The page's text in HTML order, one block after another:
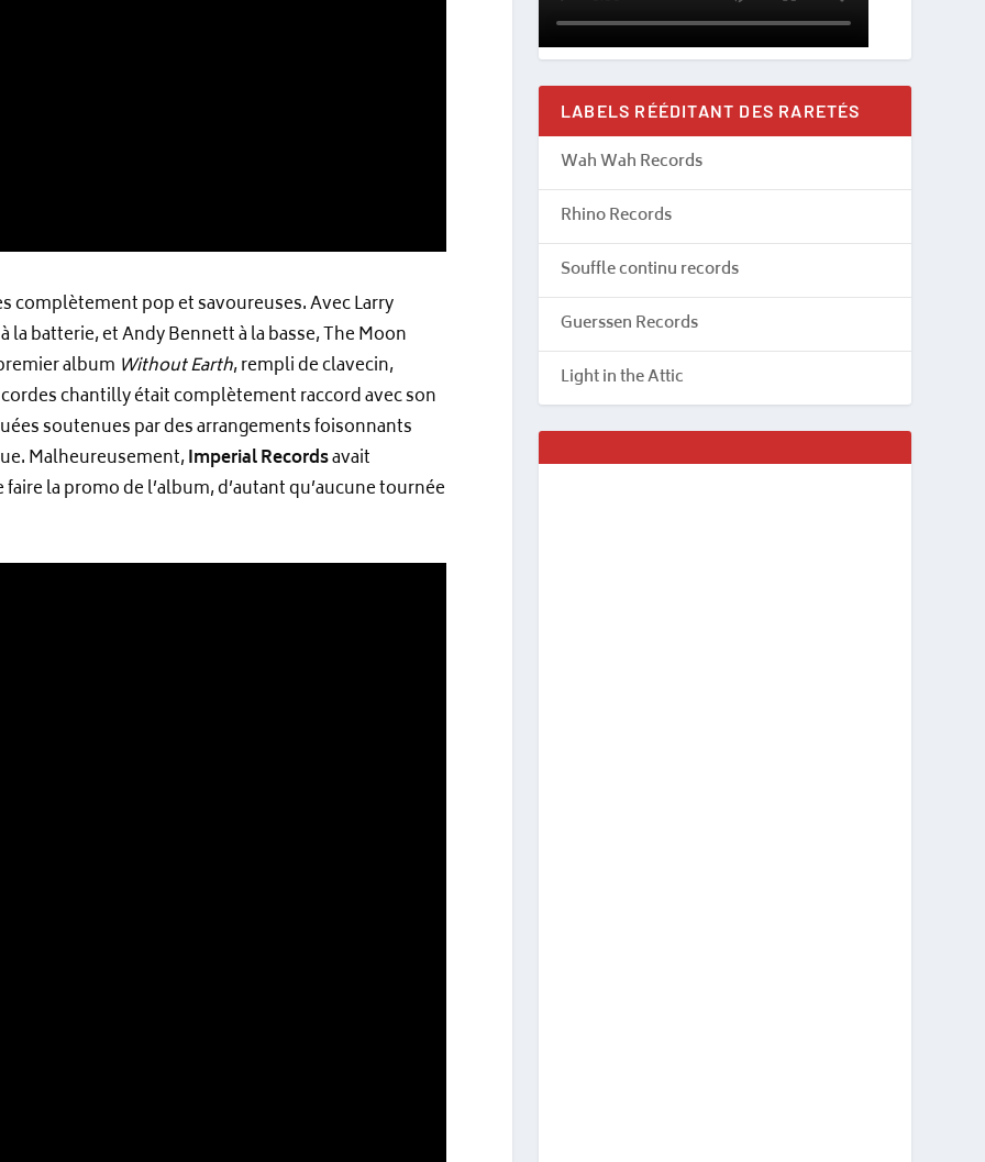
complètement pop et savoureuses. Avec Larry
batterie, et Andy Bennett à la basse, The Moon
album Without Earth, rempli de clavecin,
chantilly était complètement raccord avec son
soutenues par des arrangements foisonnants
Malheureusement,Imperial Recordsavait
la promo de l’album, d’autant qu’aucune tournée
LABELS RÉÉDITANT DES RARETÉS
Wah Wah Records
Rhino Records
Souffle continu records
Guerssen Records
Light in the Attic